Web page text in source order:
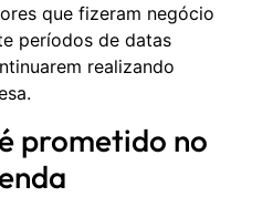
que fizeram negócio
períodos de datas
realizando
prometido no